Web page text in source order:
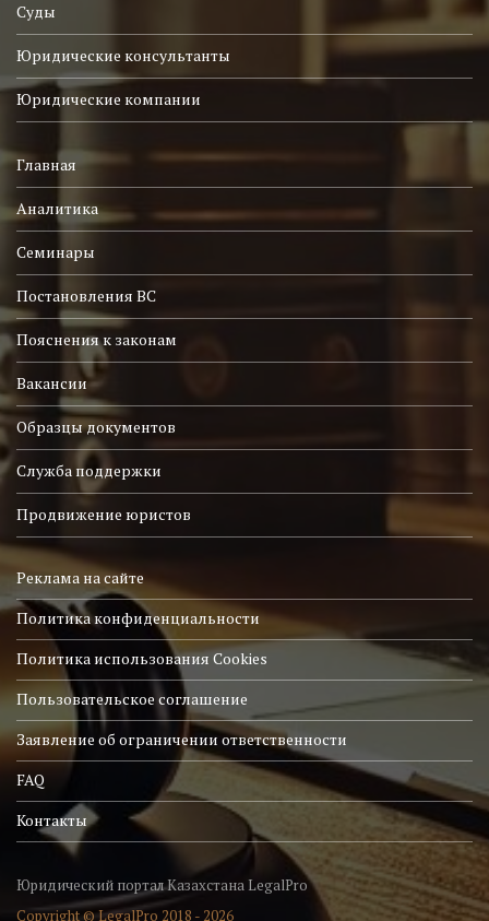
Суды
Юридические консультанты
Юридические компании
Главная
Аналитика
Семинары
Постановления ВС
Пояснения к законам
Вакансии
Образцы документов
Служба поддержки
Продвижение юристов
Реклама на сайте
Политика конфиденциальности
Политика использования Cookies
Пользовательское соглашение
Заявление об ограничении ответственности
FAQ
Контакты
Юридический портал Казахстана LegalPro
Copyright © LegalPro 2018 - 2026